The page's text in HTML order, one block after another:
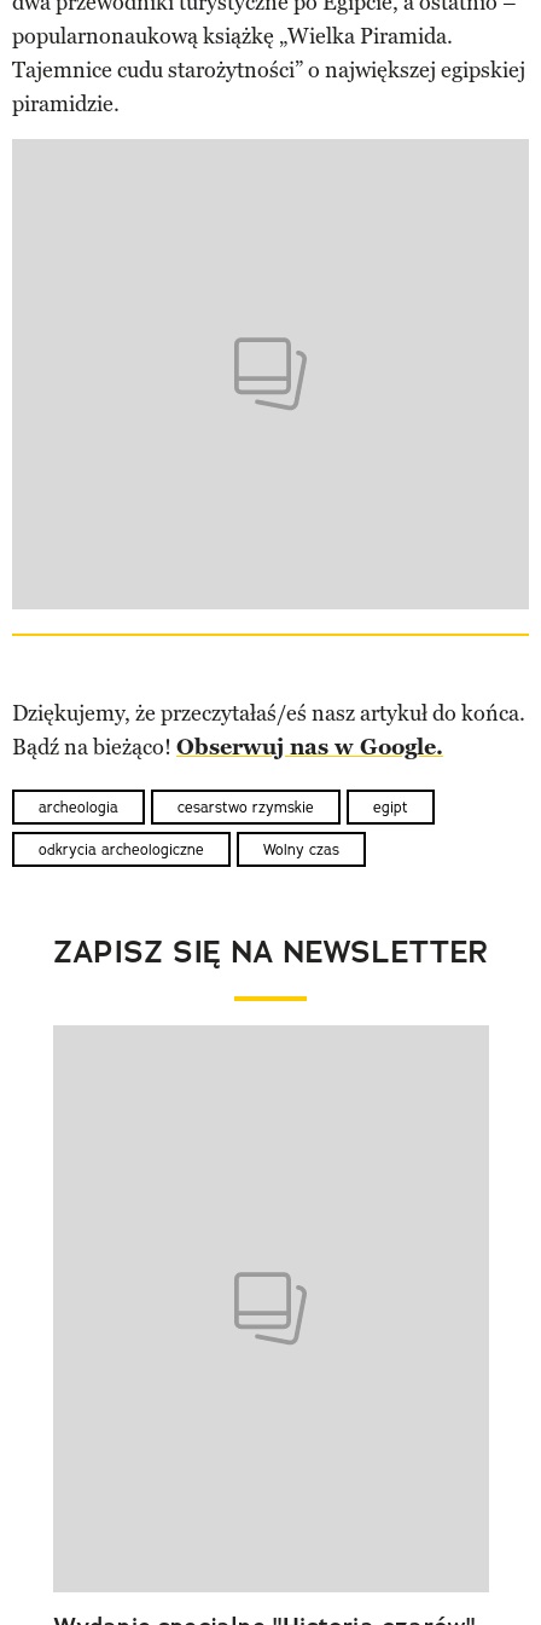
popularnonaukową książkę „Wielka Piramida.
Tajemnice cudu starożytności” o największej egipskiej
piramidzie.
Dziękujemy, że przeczytałaś/eś nasz artykuł do końca.
Bądź na bieżąco! Obserwuj nas w Google.
archeologia cesarstwo rzymskie egipt
odkrycia archeologiczne Wolny czas
ZAPISZ SIĘ NA NEWSLETTER